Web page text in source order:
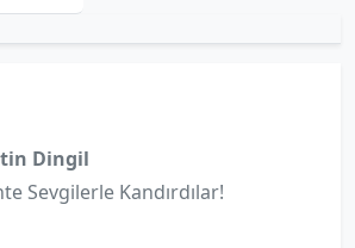
Dingil
Sevgilerle Kandırdılar!